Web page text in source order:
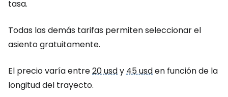
tasa.
Todas las demás tarifas permiten seleccionar el
asiento gratuitamente.
El precio varía entre20 usdy 45 usden función de la
longitud del trayecto.